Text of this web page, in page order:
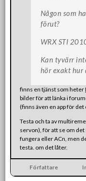
Någon som
förut?
WRX STI
Kan tyvärr
hör exakt hur
finns en tjänst som heter
bilder för att länka i
(finns även en app för
Testa och ta av
servon), för att se om
fungera eller ACn, men
testa. om det låter.
Författare